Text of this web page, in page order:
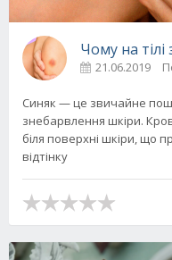
Чому на тілі
21.06.2019
Синяк — це звичайне
знебарвлення шкіри.
біля поверхні шкіри, що
відтінку